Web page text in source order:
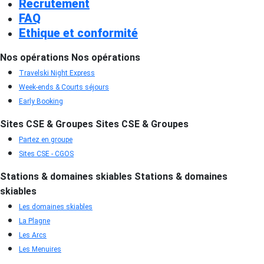
Recrutement
FAQ
Ethique et conformité
Nos opérations Nos opérations
Travelski Night Express
Week-ends & Courts séjours
Early Booking
Sites CSE & Groupes Sites CSE & Groupes
Partez en groupe
Sites CSE - CGOS
Stations & domaines skiables Stations & domaines
skiables
Les domaines skiables
La Plagne
Les Arcs
Les Menuires